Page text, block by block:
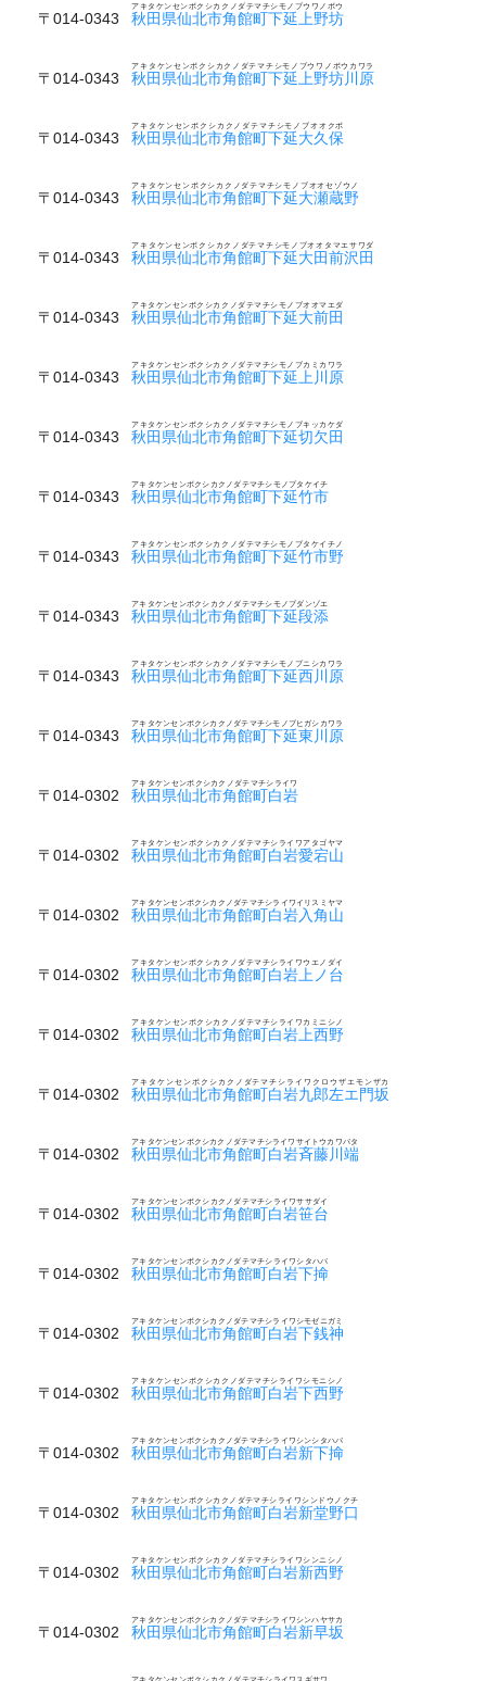
〒014-0343 秋田県仙北市角館町下延上野坊
アキタケンセンボクシカクノダテマチシモノブウワノボウ
〒014-0343 秋田県仙北市角館町下延上野坊川原
アキタケンセンボクシカクノダテマチシモノブウワノボウカワラ
〒014-0343 秋田県仙北市角館町下延大久保
アキタケンセンボクシカクノダテマチシモノブオオクボ
〒014-0343 秋田県仙北市角館町下延大瀬蔵野
アキタケンセンボクシカクノダテマチシモノブオオセゾウノ
〒014-0343 秋田県仙北市角館町下延大田前沢田
アキタケンセンボクシカクノダテマチシモノブオオタマエサワダ
〒014-0343 秋田県仙北市角館町下延大前田
アキタケンセンボクシカクノダテマチシモノブオオマエダ
〒014-0343 秋田県仙北市角館町下延上川原
アキタケンセンボクシカクノダテマチシモノブカミカワラ
〒014-0343 秋田県仙北市角館町下延切欠田
アキタケンセンボクシカクノダテマチシモノブキッカケダ
〒014-0343 秋田県仙北市角館町下延竹市
アキタケンセンボクシカクノダテマチシモノブタケイチ
〒014-0343 秋田県仙北市角館町下延竹市野
アキタケンセンボクシカクノダテマチシモノブタケイチノ
〒014-0343 秋田県仙北市角館町下延段添
アキタケンセンボクシカクノダテマチシモノブダンゾエ
〒014-0343 秋田県仙北市角館町下延西川原
アキタケンセンボクシカクノダテマチシモノブニシカワラ
〒014-0343 秋田県仙北市角館町下延東川原
アキタケンセンボクシカクノダテマチシモノブヒガシカワラ
〒014-0302 秋田県仙北市角館町白岩
アキタケンセンボクシカクノダテマチシライワ
〒014-0302 秋田県仙北市角館町白岩愛宕山
アキタケンセンボクシカクノダテマチシライワアタゴヤマ
〒014-0302 秋田県仙北市角館町白岩入角山
アキタケンセンボクシカクノダテマチシライワイリスミヤマ
〒014-0302 秋田県仙北市角館町白岩上ノ台
アキタケンセンボクシカクノダテマチシライワウエノダイ
〒014-0302 秋田県仙北市角館町白岩上西野
アキタケンセンボクシカクノダテマチシライワカミニシノ
〒014-0302 秋田県仙北市角館町白岩九郎左エ門坂
アキタケンセンボクシカクノダテマチシライワクロウザエモンザカ
〒014-0302 秋田県仙北市角館町白岩斉藤川端
アキタケンセンボクシカクノダテマチシライワサイトウカワバタ
〒014-0302 秋田県仙北市角館町白岩笹台
アキタケンセンボクシカクノダテマチシライワササダイ
〒014-0302 秋田県仙北市角館町白岩下掵
アキタケンセンボクシカクノダテマチシライワシタハバ
〒014-0302 秋田県仙北市角館町白岩下銭神
アキタケンセンボクシカクノダテマチシライワシモゼニガミ
〒014-0302 秋田県仙北市角館町白岩下西野
アキタケンセンボクシカクノダテマチシライワシモニシノ
〒014-0302 秋田県仙北市角館町白岩新下掵
アキタケンセンボクシカクノダテマチシライワシンシタハバ
〒014-0302 秋田県仙北市角館町白岩新堂野口
アキタケンセンボクシカクノダテマチシライワシンドウノクチ
〒014-0302 秋田県仙北市角館町白岩新西野
アキタケンセンボクシカクノダテマチシライワシンニシノ
〒014-0302 秋田県仙北市角館町白岩新早坂
アキタケンセンボクシカクノダテマチシライワシンハヤサカ
アキタケンセンボクシカクノダテマチシライワスギサワ